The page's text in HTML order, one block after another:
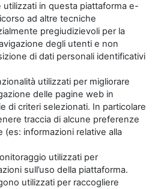
in questa piattaforma e-
ad altre tecniche
pregiudizievoli per la
degli utenti e non
di dati personali identificativi
utilizzati per migliorare
delle pagine web in
di criteri selezionati. In particolare
traccia di alcune preferenze
(es: informazioni relative alla
utilizzati per
sull’uso della piattaforma.
utilizzati per raccogliere